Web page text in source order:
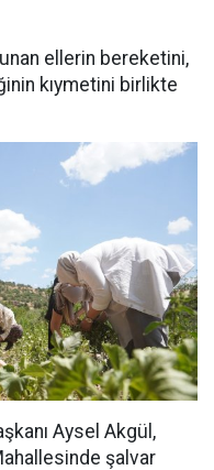
ellerin bereketini,
kıymetini birlikte
Aysel Akgül,
şalvar